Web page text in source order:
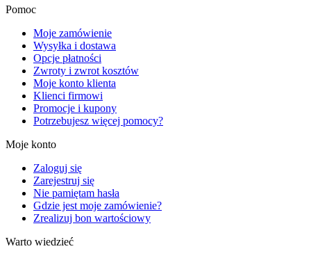
Pomoc
Moje zamówienie
Wysyłka i dostawa
Opcje płatności
Zwroty i zwrot kosztów
Moje konto klienta
Klienci firmowi
Promocje i kupony
Potrzebujesz więcej pomocy?
Moje konto
Zaloguj się
Zarejestruj się
Nie pamiętam hasła
Gdzie jest moje zamówienie?
Zrealizuj bon wartościowy
Warto wiedzieć